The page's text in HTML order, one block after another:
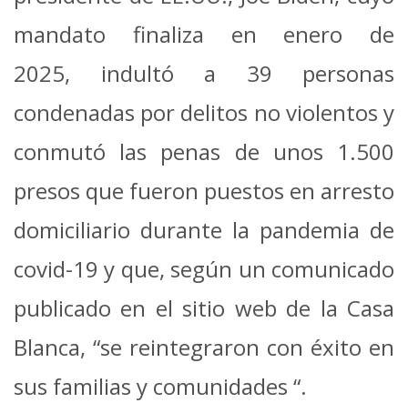
mandato finaliza en enero de
2025, indultó a 39 personas
condenadas por delitos no violentos y
conmutó las penas de unos 1.500
presos que fueron puestos en arresto
domiciliario durante la pandemia de
covid-19 y que, según un comunicado
publicado en el sitio web de la Casa
Blanca, “se reintegraron con éxito en
sus familias y comunidades “.